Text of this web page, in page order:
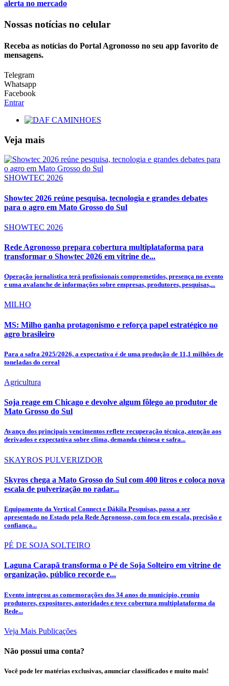
alerta no mercado
Nossas notícias no celular
Receba as notícias do Portal Agronosso no seu app favorito de
mensagens.
Telegram
Whatsapp
Facebook
Entrar
Veja mais
SHOWTEC 2026
Showtec 2026 reúne pesquisa, tecnologia e grandes debates
para o agro em Mato Grosso do Sul
SHOWTEC 2026
Rede Agronosso prepara cobertura multiplataforma para
transformar o Showtec 2026 em vitrine de...
Operação jornalística terá profissionais comprometidos, presença no evento
e uma avalanche de informações sobre empresas, produtores, pesquisas,...
MILHO
MS: Milho ganha protagonismo e reforça papel estratégico no
agro brasileiro
Para a safra 2025/2026, a expectativa é de uma produção de 11,1 milhões de
toneladas do cereal
Agricultura
Soja reage em Chicago e devolve algum fôlego ao produtor de
Mato Grosso do Sul
Avanço dos principais vencimentos reflete recuperação técnica, atenção aos
derivados e expectativa sobre clima, demanda chinesa e safra...
SKAYROS PULVERIZDOR
Skyros chega a Mato Grosso do Sul com 400 litros e coloca nova
escala de pulverização no radar...
Equipamento da Vertical Connect e Dákila Pesquisas, passa a ser
apresentado no Estado pela Rede Agronosso, com foco em escala, precisão e
confiança...
PÉ DE SOJA SOLTEIRO
Laguna Carapã transforma o Pé de Soja Solteiro em vitrine de
organização, público recorde e...
Evento integrou as comemorações dos 34 anos do município, reuniu
produtores, expositores, autoridades e teve cobertura multiplataforma da
Rede...
Veja Mais Publicações
Não possui uma conta?
Você pode ler matérias exclusivas, anunciar classificados e muito mais!